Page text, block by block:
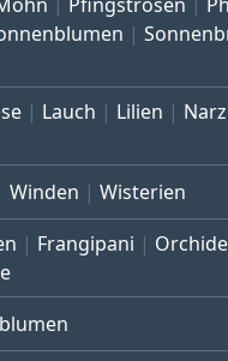
Lauch Lilien
Winden Wisterien
Frangipani